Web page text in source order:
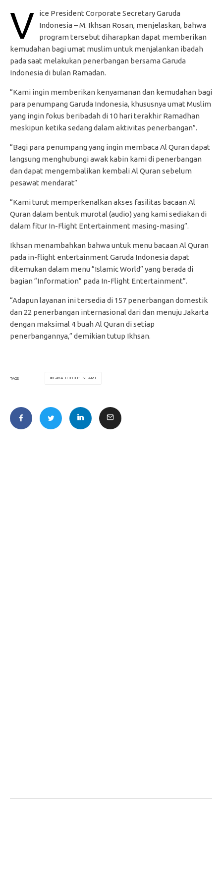
V
ice President Corporate Secretary Garuda
Indonesia – M. Ikhsan Rosan, menjelaskan, bahwa
program tersebut diharapkan dapat memberikan
kemudahan bagi umat muslim untuk menjalankan ibadah
pada saat melakukan penerbangan bersama Garuda
Indonesia di bulan Ramadan.
“Kami ingin memberikan kenyamanan dan kemudahan bagi
para penumpang Garuda Indonesia, khususnya umat Muslim
yang ingin fokus beribadah di 10 hari terakhir Ramadhan
meskipun ketika sedang dalam aktivitas penerbangan”.
“Bagi para penumpang yang ingin membaca Al Quran dapat
langsung menghubungi awak kabin kami di penerbangan
dan dapat mengembalikan kembali Al Quran sebelum
pesawat mendarat”
“Kami turut memperkenalkan akses fasilitas bacaan Al
Quran dalam bentuk murotal (audio) yang kami sediakan di
dalam fitur In-Flight Entertainment masing-masing”.
Ikhsan menambahkan bahwa untuk menu bacaan Al Quran
pada in-flight entertainment Garuda Indonesia dapat
ditemukan dalam menu “Islamic World” yang berada di
bagian “Information” pada In-Flight Entertainment”.
“Adapun layanan ini tersedia di 157 penerbangan domestik
dan 22 penerbangan internasional dari dan menuju Jakarta
dengan maksimal 4 buah Al Quran di setiap
penerbangannya,” demikian tutup Ikhsan.
TAGS GAYA HIDUP ISLAMI